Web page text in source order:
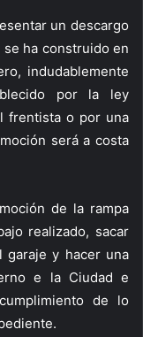
un descargo
ha construido en
indudablemente
por la ley
frentista o por una
será a costa
de la rampa
realizado, sacar
y hacer una
e la Ciudad e
de lo